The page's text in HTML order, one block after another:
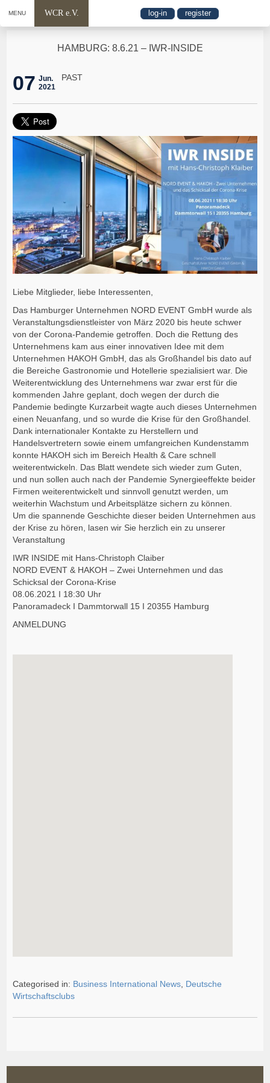
MENU WCR e.V. log-in register
HAMBURG: 8.6.21 – IWR-INSIDE
07 Jun.
2021
PAST
Liebe Mitglieder, liebe Interessenten,
Das Hamburger Unternehmen NORD EVENT GmbH wurde als
Veranstaltungsdienstleister von März 2020 bis heute schwer
von der Corona-Pandemie getroffen. Doch die Rettung des
Unternehmens kam aus einer innovativen Idee mit dem
Unternehmen HAKOH GmbH, das als Großhandel bis dato auf
die Bereiche Gastronomie und Hotellerie spezialisiert war. Die
Weiterentwicklung des Unternehmens war zwar erst für die
kommenden Jahre geplant, doch wegen der durch die
Pandemie bedingte Kurzarbeit wagte auch dieses Unternehmen
einen Neuanfang, und so wurde die Krise für den Großhandel.
Dank internationaler Kontakte zu Herstellern und
Handelsvertretern sowie einem umfangreichen Kundenstamm
konnte HAKOH sich im Bereich Health & Care schnell
weiterentwickeln. Das Blatt wendete sich wieder zum Guten,
und nun sollen auch nach der Pandemie Synergieeffekte beider
Firmen weiterentwickelt und sinnvoll genutzt werden, um
weiterhin Wachstum und Arbeitsplätze sichern zu können.
Um die spannende Geschichte dieser beiden Unternehmen aus
der Krise zu hören, lasen wir Sie herzlich ein zu unserer
Veranstaltung
IWR INSIDE mit Hans-Christoph Claiber
NORD EVENT & HAKOH – Zwei Unternehmen und das
Schicksal der Corona-Krise
08.06.2021 I 18:30 Uhr
Panoramadeck I Dammtorwall 15 I 20355 Hamburg
ANMELDUNG
Categorised in: Business International News Deutsche
Wirtschaftsclubs